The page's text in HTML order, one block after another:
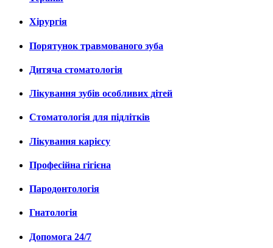
Хірургія
Порятунок травмованого зуба
Дитяча стоматологія
Лікування зубів особливих дітей
Стоматологія для підлітків
Лікування карієсу
Професійна гігієна
Пародонтологія
Гнатологія
Допомога 24/7